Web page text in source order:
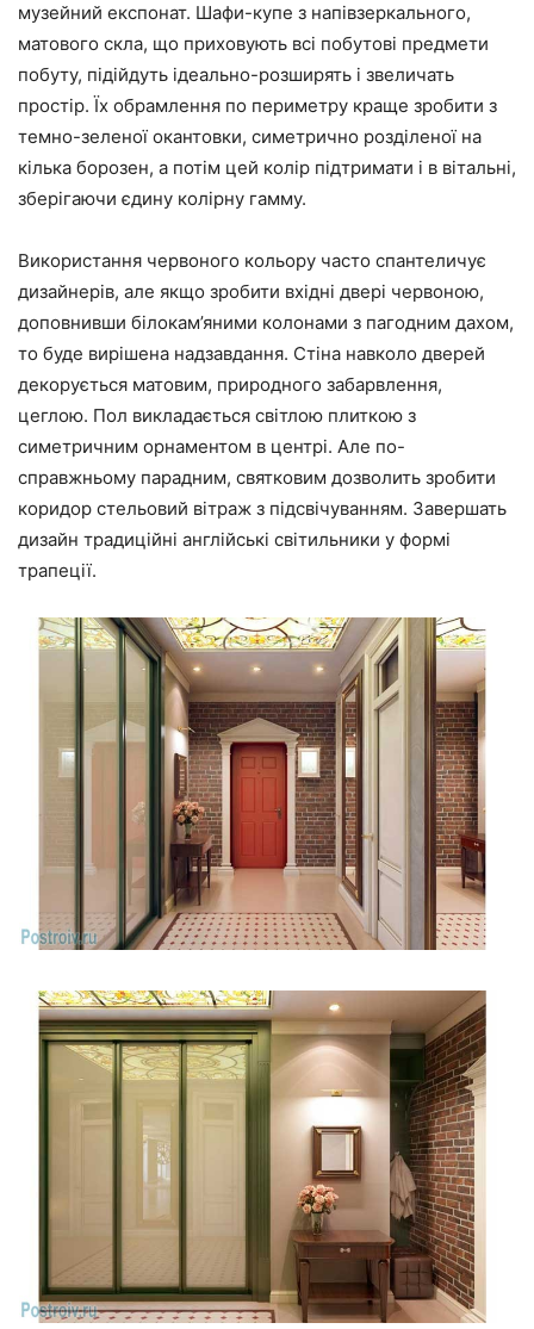
музейний експонат. Шафи-купе з напівзеркального,
матового скла, що приховують всі побутові предмети
побуту, підійдуть ідеально-розширять і звеличать
простір. Їх обрамлення по периметру краще зробити з
темно-зеленої окантовки, симетрично розділеної на
кілька борозен, а потім цей колір підтримати і в вітальні,
зберігаючи єдину колірну гамму.
Використання червоного кольору часто спантеличує
дизайнерів, але якщо зробити вхідні двері червоною,
доповнивши білокам’яними колонами з пагодним дахом,
то буде вирішена надзавдання. Стіна навколо дверей
декорується матовим, природного забарвлення,
цеглою. Пол викладається світлою плиткою з
симетричним орнаментом в центрі. Але по-
справжньому парадним, святковим дозволить зробити
коридор стельовий вітраж з підсвічуванням. Завершать
дизайн традиційні англійські світильники у формі
трапеції.